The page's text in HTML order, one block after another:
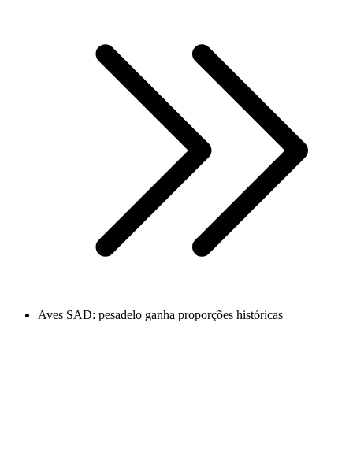
Aves SAD: pesadelo ganha proporções históricas